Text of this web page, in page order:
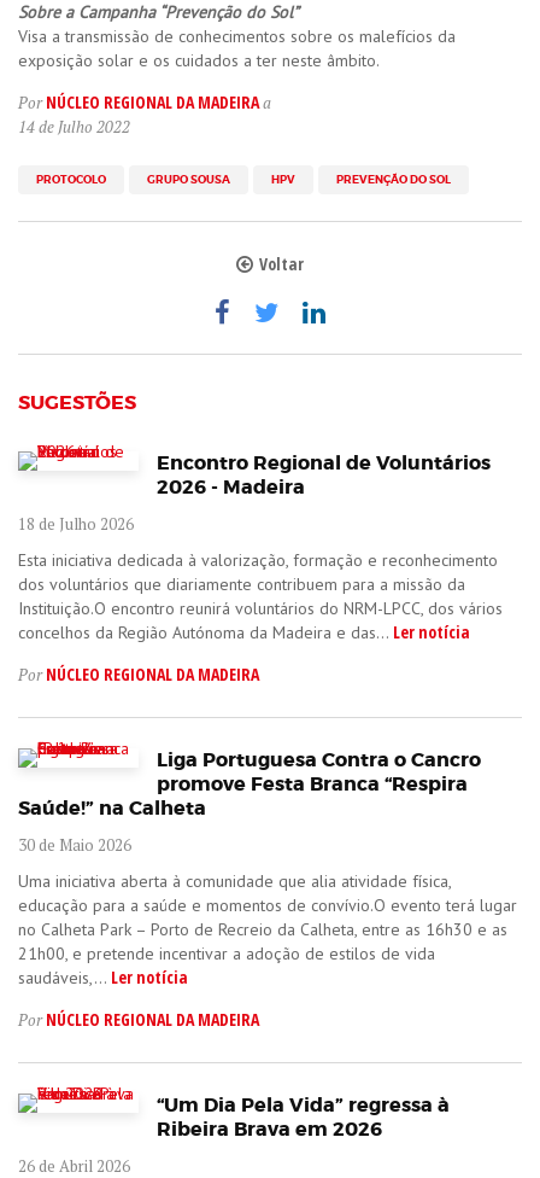
Sobre a Campanha “Prevenção do Sol”
Visa a transmissão de conhecimentos sobre os malefícios da
exposição solar e os cuidados a ter neste âmbito.
PorNÚCLEO REGIONAL DA MADEIRAa
14 de Julho 2022
PROTOCOLO GRUPO SOUSA HPV PREVENÇÃO DO SOL
Voltar
SUGESTÕES
Encontro Regional de Voluntários
2026 - Madeira
18 de Julho 2026
Esta iniciativa dedicada à valorização, formação e reconhecimento
dos voluntários que diariamente contribuem para a missão da
Instituição.O encontro reunirá voluntários do NRM-LPCC, dos vários
concelhos da Região Autónoma da Madeira e das... Ler notícia
PorNÚCLEO REGIONAL DA MADEIRA
Liga Portuguesa Contra o Cancro
promove Festa Branca “Respira
Saúde!” na Calheta
30 de Maio 2026
Uma iniciativa aberta à comunidade que alia atividade física,
educação para a saúde e momentos de convívio.O evento terá lugar
no Calheta Park – Porto de Recreio da Calheta, entre as 16h30 e as
21h00, e pretende incentivar a adoção de estilos de vida
saudáveis,... Ler notícia
PorNÚCLEO REGIONAL DA MADEIRA
“Um Dia Pela Vida” regressa à
Ribeira Brava em 2026
26 de Abril 2026